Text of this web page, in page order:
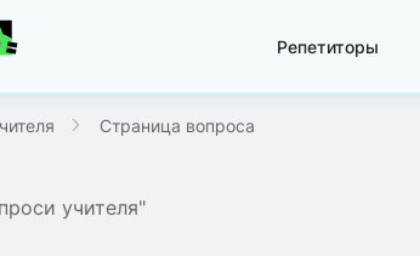
Репетиторы
Страница вопроса
учителя"